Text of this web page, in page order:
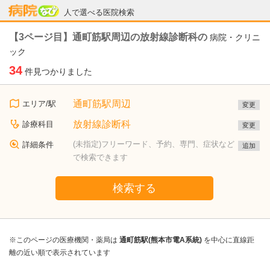
人で選べる医院検索
病院なび
【3ページ目】通町筋駅周辺の放射線診断科の 病院・クリニ
ック
34 件見つかりました
エリア/駅 通町筋駅周辺 変更
診療科目 放射線診断科 変更
詳細条件
(未指定)フリーワード、予約、専門、症状など
で検索できます
追加
検索する
※このページの医療機関・薬局は 通町筋駅(熊本市電A系統) を中心に直線距
離の近い順で表示されています